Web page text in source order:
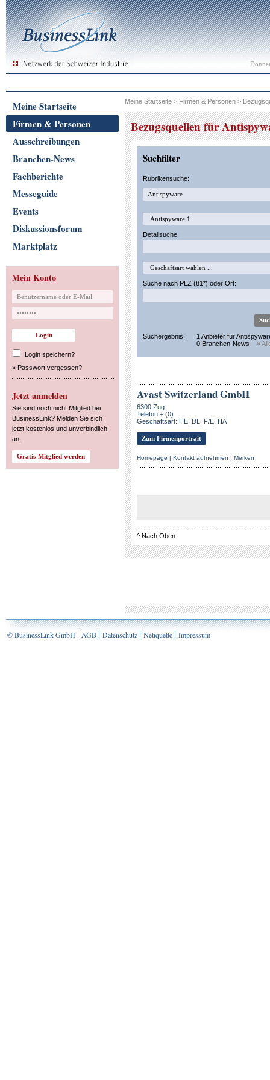
Meine Startseite
Firmen & Personen
Ausschreibungen
Branchen-News
Fachberichte
Messeguide
Events
Diskussionsforum
Marktplatz
Mein Konto
Login speichern?
» Passwort vergessen?
Jetzt anmelden
Sie sind noch nicht Mitglied bei
BusinessLink? Melden Sie sich
jetzt kostenlos und unverbindlich
an.
Meine Startseite > Firmen & Personen >
Bezugsquellen für
Suchfilter
Rubrikensuche:
Detailsuche:
Suche nach PLZ (81*) oder Ort:
Suchergebnis:
1 Anbieter für
0 Branchen-News
»
Avast Switzerland GmbH
6300 Zug
Telefon + (0)
Geschäftsart: HE, DL, F/E, HA
Zum Firmenportrait
Homepage | Kontakt aufnehmen | Merken
^ Nach Oben
© BusinessLink GmbH AGB Datenschutz Netiquette Impressum